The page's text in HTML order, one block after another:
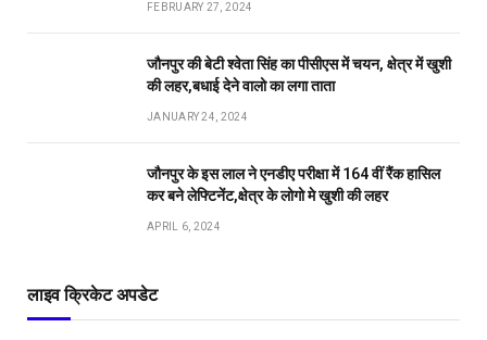
FEBRUARY 27, 2024
जौनपुर की बेटी श्वेता सिंह का पीसीएस में चयन, क्षेत्र में खुशी
की लहर,बधाई देने वालो का लगा ताता
JANUARY 24, 2024
जौनपुर के इस लाल ने एनडीए परीक्षा में 164 वीं रैंक हासिल
कर बने लेफ्टिनेंट,क्षेत्र के लोगो मे खुशी की लहर
APRIL 6, 2024
लाइव क्रिकेट अपडेट